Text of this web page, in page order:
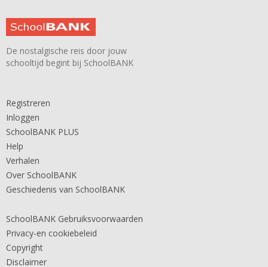
De nostalgische reis door jouw
schooltijd begint bij SchoolBANK
Registreren
Inloggen
SchoolBANK PLUS
Help
Verhalen
Over SchoolBANK
Geschiedenis van SchoolBANK
SchoolBANK Gebruiksvoorwaarden
Privacy-en cookiebeleid
Copyright
Disclaimer